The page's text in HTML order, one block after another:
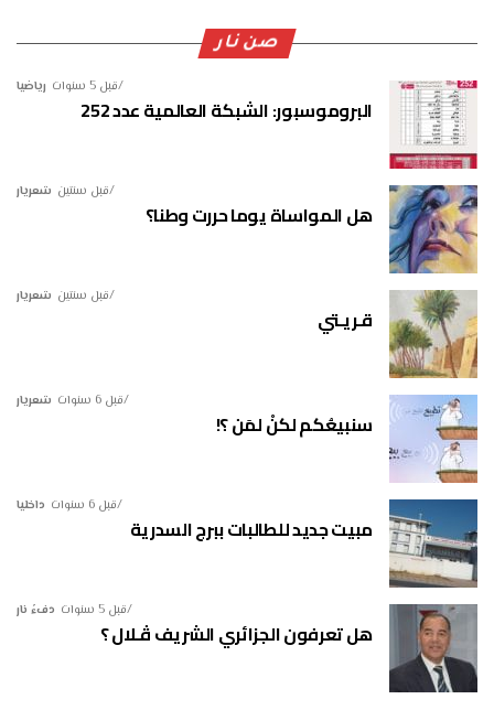
صن نار
رياضيا قبل 5 سنوات
البروموسبور: الشبكة العالمية عدد 252
شعريار قبل سنتين
هل المواساة يوما حررت وطنا؟
شعريار قبل سنتين
قـريـتي
شعريار قبل 6 سنوات
سنبيعُكم لكنْ لمَن ؟!
داخليا قبل 6 سنوات
مبيت جديد للطالبات ببرج السدرية
دفءُ نار قبل 5 سنوات
هل تعرفون الجزائري الشريف ڤـلال ؟